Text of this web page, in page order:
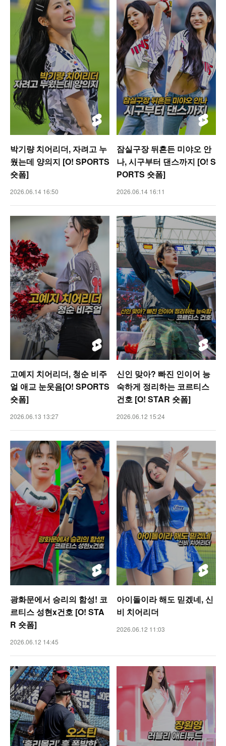
박기량 치어리더, 자려고 누
웠는데 양의지 [O! SPORTS
숏폼]
2026.06.14 16:50
잠실구장 뒤흔든 미야오 안
나, 시구부터 댄스까지 [O! S
PORTS 숏폼]
2026.06.14 16:11
고예지 치어리더, 청순 비주
얼 애교 눈웃음[O! SPORTS
숏폼]
2026.06.13 13:27
신인 맞아? 빠진 인이어 능
숙하게 정리하는 코르티스
건호 [O! STAR 숏폼]
2026.06.12 15:24
광화문에서 승리의 함성! 코
르티스 성현x건호 [O! STA
R 숏폼]
2026.06.12 14:45
아이돌이라 해도 믿겠네, 신
비 치어리더
2026.06.12 11:03